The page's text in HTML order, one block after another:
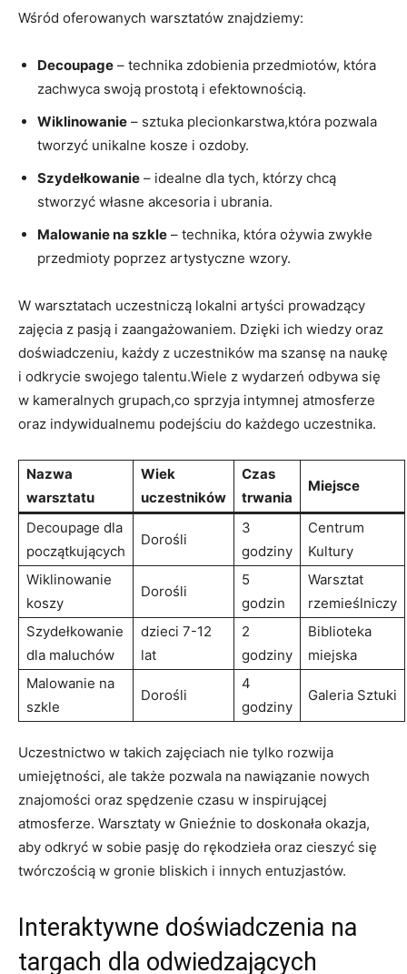
Wśród oferowanych warsztatów znajdziemy:
Decoupage – technika‌ zdobienia przedmiotów, która
zachwyca swoją ‌prostotą i⁣ efektownością.
Wiklinowanie – sztuka‌ plecionkarstwa,która pozwala⁢
tworzyć unikalne kosze i ozdoby.
Szydełkowanie – idealne dla ⁢tych, którzy chcą
‌stworzyć‌ własne akcesoria i ​ubrania.
Malowanie na szkle – technika, która ożywia⁤ zwykłe
przedmioty poprzez⁣ artystyczne wzory.
W warsztatach⁤ uczestniczą lokalni artyści prowadzący
⁣zajęcia z pasją i zaangażowaniem. Dzięki ich wiedzy oraz​
doświadczeniu, każdy⁢ z uczestników‍ ma szansę​ na naukę
i odkrycie swojego⁤ talentu.Wiele z ⁢wydarzeń odbywa się
w kameralnych grupach,co sprzyja intymnej atmosferze
oraz indywidualnemu​ podejściu‍ do każdego uczestnika.
Nazwa
warsztatu
Wiek
uczestników
Czas
trwania
Miejsce
Decoupage dla
początkujących
Dorośli
3⁤
godziny
Centrum
Kultury
Wiklinowanie
koszy
Dorośli
5
godzin
Warsztat
rzemieślniczy
Szydełkowanie
dla maluchów
dzieci 7-12
lat
2
‌godziny
Biblioteka⁣
miejska
Malowanie⁢ na
szkle
Dorośli
4
godziny
Galeria ⁣Sztuki
Uczestnictwo w takich zajęciach‍ nie ‍tylko rozwija
umiejętności, ⁤ale także‌ pozwala⁣ na nawiązanie nowych
⁤znajomości oraz spędzenie czasu ⁣w​ inspirującej⁤
atmosferze. Warsztaty​ w Gnieźnie to doskonała okazja,
‍aby odkryć w sobie pasję do rękodzieła‌ oraz cieszyć się
‍twórczością w⁣ gronie bliskich​ i ‌innych entuzjastów.
Interaktywne doświadczenia⁢ na
targach dla odwiedzających